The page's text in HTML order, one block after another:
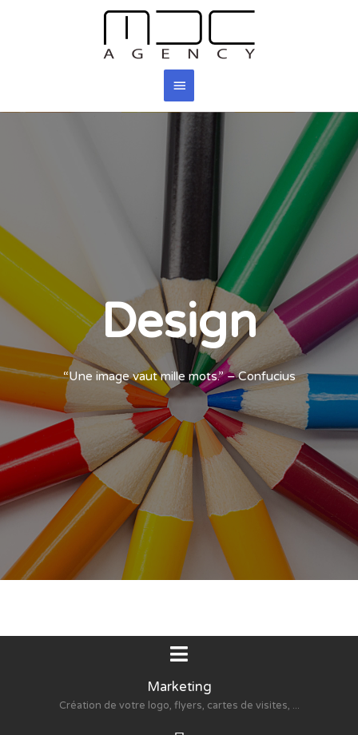
Design
“Une image vaut mille mots.” – Confucius
Marketing
Création de votre logo, flyers, cartes de visites, ...